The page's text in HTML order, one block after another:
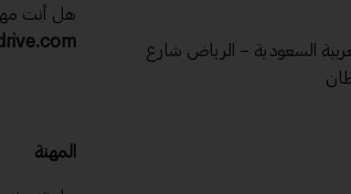
السعودية – الرياض شارع
هل أنت
المهنة